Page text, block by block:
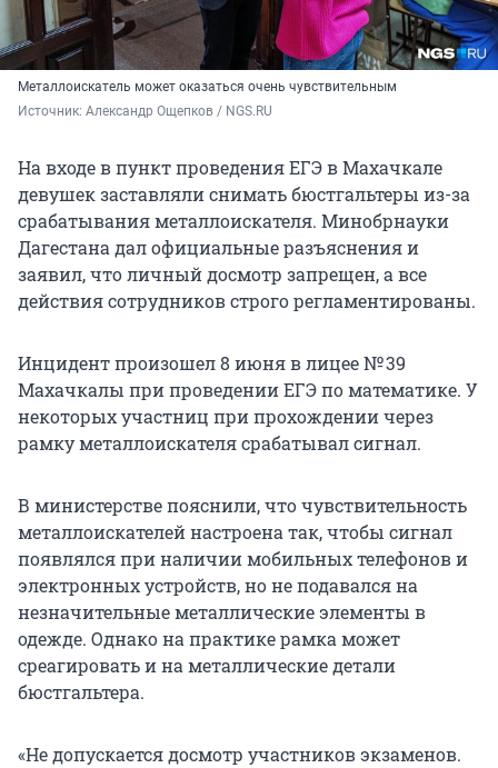
Металлоискатель может оказаться очень чувствительным
Источник: Александр Ощепков / NGS.RU
На входе в пункт проведения ЕГЭ в Махачкале
девушек заставляли снимать бюстгальтеры из-за
срабатывания металлоискателя. Минобрнауки
Дагестана дал официальные разъяснения и
заявил, что личный досмотр запрещен, а все
действия сотрудников строго регламентированы.
Инцидент произошел 8 июня в лицее№ 39
Махачкалы при проведении ЕГЭ по математике. У
некоторых участниц при прохождении через
рамку металлоискателя срабатывал сигнал.
В министерстве пояснили, что чувствительность
металлоискателей настроена так, чтобы сигнал
появлялся при наличии мобильных телефонов и
электронных устройств, но не подавался на
незначительные металлические элементы в
одежде. Однако на практике рамка может
среагировать и на металлические детали
бюстгальтера.
«Не допускается досмотр участников экзаменов.